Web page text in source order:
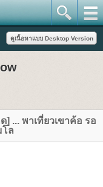
... พาเที่ยวเขาค้อ รอ
ล